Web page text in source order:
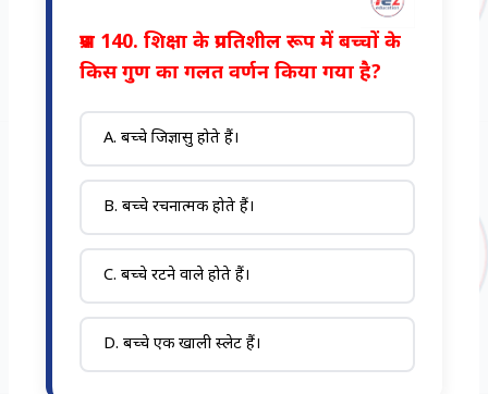
प्रश्न 140. शिक्षा के प्रगतिशील रूप में बच्चों के
किस गुण का गलत वर्णन किया गया है?
A. बच्चे जिज्ञासु होते हैं।
B. बच्चे रचनात्मक होते हैं।
C. बच्चे रटने वाले होते हैं।
D. बच्चे एक खाली स्लेट हैं।